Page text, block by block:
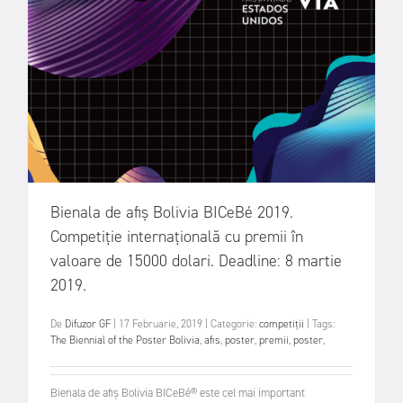
Bienala de afiș Bolivia BICeBé 2019.
Competiție internațională cu premii în
valoare de 15000 dolari. Deadline: 8 martie
2019.
De Difuzor GF 17 Februarie, 2019 Categorie:competiții
Tags:
The Biennial of the Poster Bolivia,afis,poster,premii,poster,
Bienala de afiș Bolivia BICeBé® este cel mai important